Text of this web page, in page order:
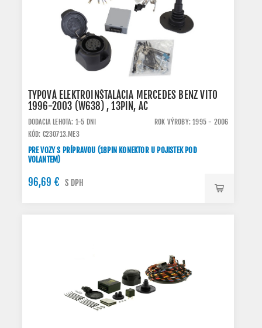
TYPOVÁ ELEKTROINŠTALÁCIA MERCEDES BENZ VITO
1996-2003 (W638) , 13PIN, AC
DODACIA LEHOTA: 1-5 DNI
ROK VÝROBY: 1995 - 2006
KÓD: C230713.ME3
PRE VOZY S PRÍPRAVOU (18PIN KONEKTOR U POJISTEK POD
VOLANTEM)
96,69 € S DPH